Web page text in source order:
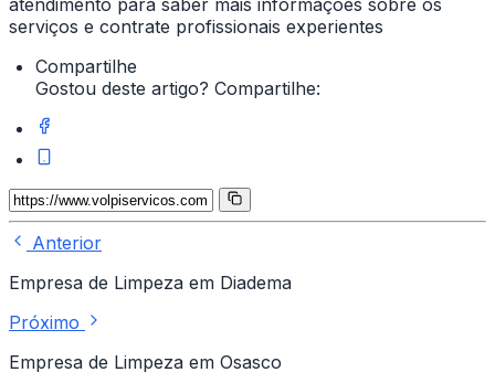
atendimento para saber mais informações sobre os
serviços e contrate profissionais experientes
Compartilhe
Gostou deste artigo? Compartilhe:
Anterior
Empresa de Limpeza em Diadema
Próximo
Empresa de Limpeza em Osasco